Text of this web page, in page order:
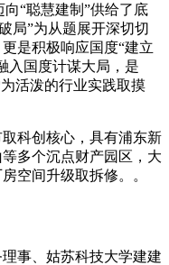
向“聪慧建制”供给了底
局”为从题展开深切切
是积极响应国度“建立
入国度计谋大局，是
活泼的行业实践取摸
科创核心，具有浦东新
多个沉点财产园区，大
空间升级取拆修。。
事、姑苏科技大学建建